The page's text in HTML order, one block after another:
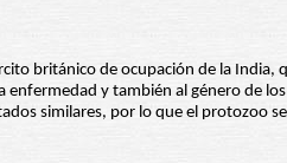
británico de ocupación de la
y también al género de
similares, por lo que el protozoo